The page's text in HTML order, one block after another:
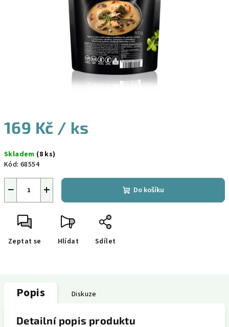
169 Kč / ks
cena:
Skladem (8 ks)
Kód: 68554
+
− Do košíku
Zeptat se Hlídat Sdílet
Popis Diskuze
Detailní popis produktu